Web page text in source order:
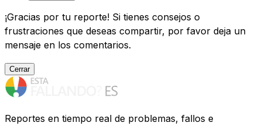
¡Gracias por tu reporte! Si tienes consejos o
frustraciones que deseas compartir, por favor deja un
mensaje en los comentarios.
Cerrar
Reportes en tiempo real de problemas, fallos e